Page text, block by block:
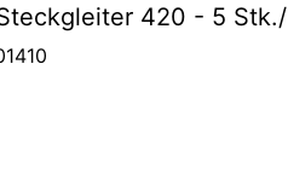
420 - 5